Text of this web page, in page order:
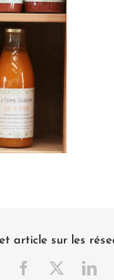
article sur les
Facebook